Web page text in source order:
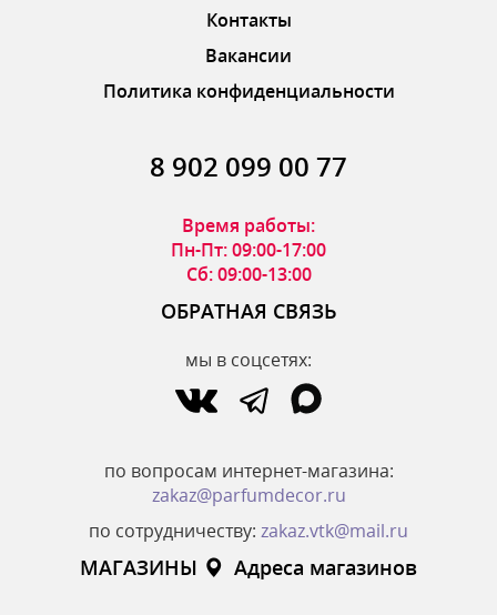
Контакты
Вакансии
Политика конфиденциальности
8 902 099 00 77
Время работы:
Пн-Пт: 09:00-17:00
Сб: 09:00-13:00
ОБРАТНАЯ СВЯЗЬ
мы в соцсетях:
по вопросам интернет-магазина:
zakaz@parfumdecor.ru
по сотрудничеству: zakaz.vtk@mail.ru
МАГАЗИНЫ Адреса магазинов